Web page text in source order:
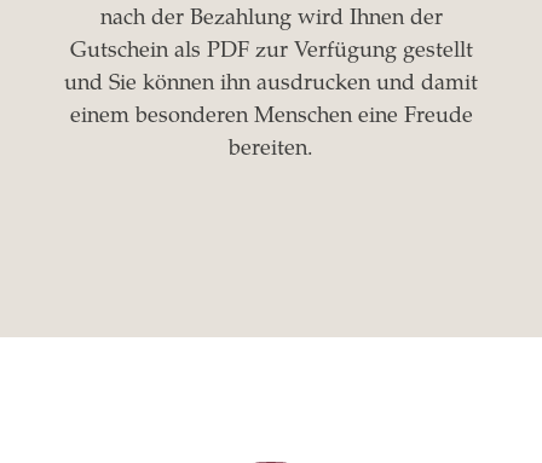
nach der Bezahlung wird Ihnen der
Gutschein als PDF zur Verfügung gestellt
und Sie können ihn ausdrucken und damit
einem besonderen Menschen eine Freude
bereiten.